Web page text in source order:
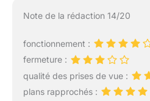
Note de la rédaction 14/20
fonctionnement :
fermeture :
qualité des prises de vue :
plans rapprochés :